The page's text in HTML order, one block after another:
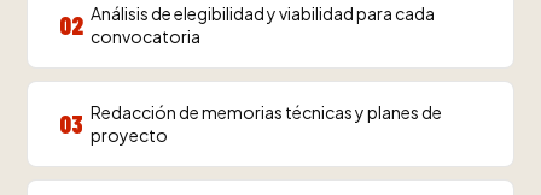
02 Análisis de elegibilidad y viabilidad para cada
convocatoria
03 Redacción de memorias técnicas y planes de
proyecto